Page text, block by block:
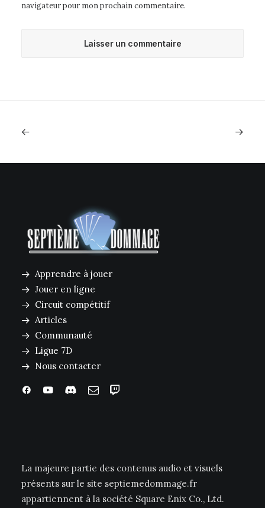
navigateur pour mon prochain commentaire.
Apprendre à jouer
Jouer en ligne
Circuit compétitif
Articles
Communauté
Ligue 7D
Nous contacter
La majeure partie des contenus audio et visuels
présents sur le site septiemedommage.fr
appartiennent à la société Square Enix Co., Ltd.